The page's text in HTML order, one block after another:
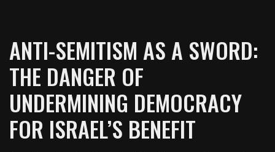
ANTI-SEMITISM AS A SWORD:
THE DANGER OF
UNDERMINING DEMOCRACY
FOR ISRAEL’S BENEFIT